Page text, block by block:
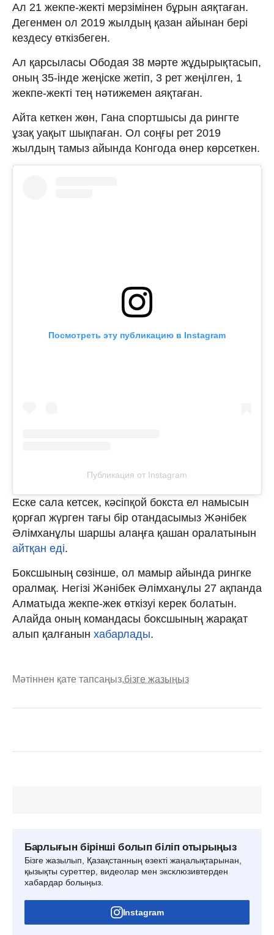
Ал 21 жекпе-жекті мерзімінен бұрын аяқтаған.
Дегенмен ол 2019 жылдың қазан айынан бері
кездесу өткізбеген.
Ал қарсыласы Ободая 38 мәрте жұдырықтасып,
оның 35-інде жеңіске жетіп, 3 рет жеңілген, 1
жекпе-жекті тең нәтижемен аяқтаған.
Айта кеткен жөн, Гана спортшысы да рингте
ұзақ уақыт шықпаған. Ол соңғы рет 2019
жылдың тамыз айында Конгода өнер көрсеткен.
Посмотреть эту публикацию в Instagram
Публикация от Instagram
Еске сала кетсек, кәсіпқой бокста ел намысын
қорғап жүрген тағы бір отандасымыз Жәнібек
Әлімханұлы шаршы алаңға қашан оралатынын
айтқан еді.
Боксшының сөзінше, ол мамыр айында рингке
оралмақ. Негізі Жәнібек Әлімханұлы 27 ақпанда
Алматыда жекпе-жек өткізуі керек болатын.
Алайда оның командасы боксшының жарақат
алып қалғанын хабарлады.
Мәтіннен қате тапсаңыз,бізге жазыңыз
Барлығын бірінші болып біліп отырыңыз
Бізге жазылып, Қазақстанның өзекті жаңалықтарынан,
қызықты суреттер, видеолар мен эксклюзивтерден
хабардар болыңыз.
Instagram